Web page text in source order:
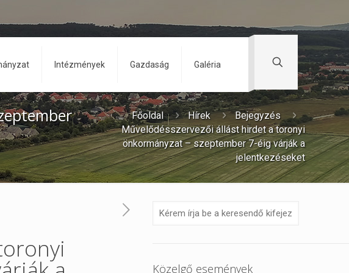
Intézmények Gazdaság Galéria
Főoldal Hírek
Bejegyzés
Művelődésszervezői állást hirdet a toronyi
önkormányzat – szeptember 7-éig várják a
jelentkezéseket
Közelgő események